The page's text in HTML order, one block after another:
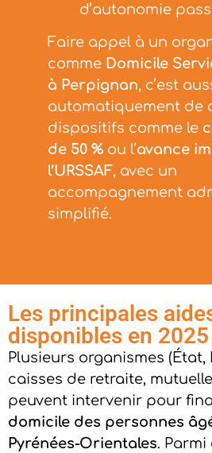
d’autonomie
Faire appel à un
comme Domicile
à Perpignan, c’est
automatiquement de
dispositifs comme le
de 50 % ou l’avance
l’URSSAF, avec un
accompagnement
simplifié.
Les principales
disponibles en
Plusieurs organismes
caisses de retraite,
peuvent intervenir pour
domicile des personnes
Pyrénées-Orientales. Parmi